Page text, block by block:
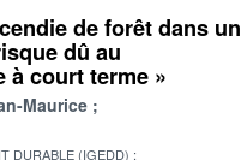
de forêt dans un
dû au
à court terme »
Maurice
DURABLE (IGEDD)